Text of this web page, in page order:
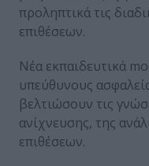
προληπτικά τις
επιθέσεων.
Νέα εκπαιδευτικά
υπεύθυνους
βελτιώσουν τις
ανίχνευσης, της
επιθέσεων.